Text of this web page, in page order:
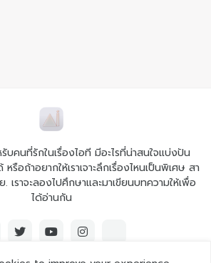
คนที่รักในเรื่องไอที มีอะไรที่น่าสนใจแบ่งปัน
รือถ้าอยากให้เราเจาะลึกเรื่องไหนเป็นพิเศษ สา
. เราจะลองไปศึกษาและมาเขียนบทความให้เพื่อ
ได้อ่านกัน